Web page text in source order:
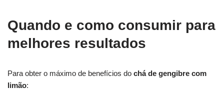
Quando e como consumir para
melhores resultados
Para obter o máximo de benefícios do chá de gengibre com
limão: